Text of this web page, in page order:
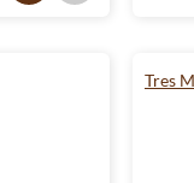
Tres